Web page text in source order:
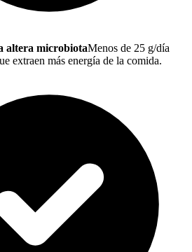
altera microbiotaMenos de 25 g/día
extraen más energía de la comida.